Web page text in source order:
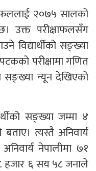
२०७५ सालको
उक्त परीक्षाफलसँग
विद्यार्थीको सङ्ख्या
परीक्षामा गणित
सङ्ख्या न्यून देखिएको
सङ्ख्या जम्मा ४
त्यस्तै अनिवार्य
नेपालीमा ७१
हजार ६ सय ५८ जनाले